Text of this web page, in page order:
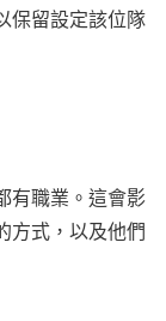
保留設定該位隊
有職業。這會影
方式，以及他們